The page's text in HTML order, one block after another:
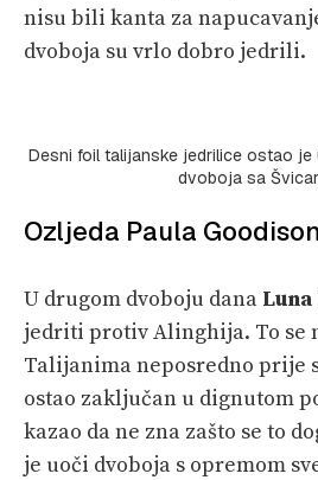
nisu bili kanta za
dvoboja su vrlo dobro jedrili.
Desni foil talijanske jedrilice ostao
dvoboja sa
Ozljeda Paula
U drugom dvoboju dana Luna
jedriti protiv Alinghija. To se
Talijanima neposredno prije
ostao zaključan u dignutom
kazao da ne zna zašto se to
je uoči dvoboja s opremom